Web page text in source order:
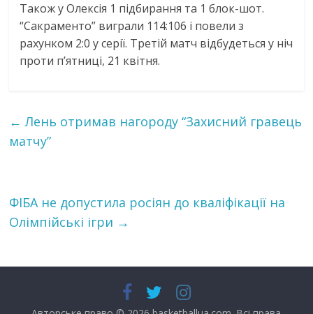
Також у Олексія 1 підбирання та 1 блок-шот.
“Сакраменто” виграли 114:106 і повели з
рахунком 2:0 у серії. Третій матч відбудеться у ніч
проти п’ятниці, 21 квітня.
← Лень отримав нагороду “Захисний гравець
матчу”
ФІБА не допустила росіян до кваліфікації на
Олімпійські ігри →